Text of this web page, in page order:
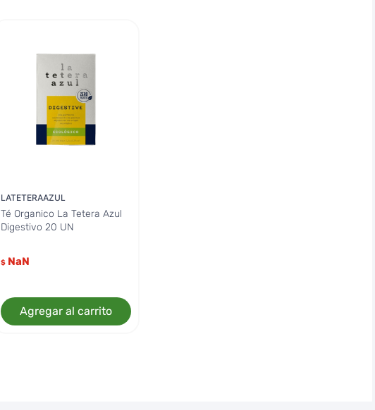
LATETERAAZUL
Té Organico La Tetera Azul
Digestivo 20 UN
$ NaN
Agregar al carrito